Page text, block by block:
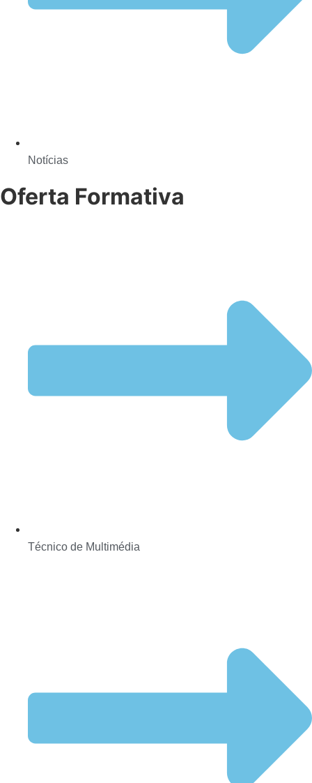
Notícias
Oferta Formativa
Técnico de Multimédia